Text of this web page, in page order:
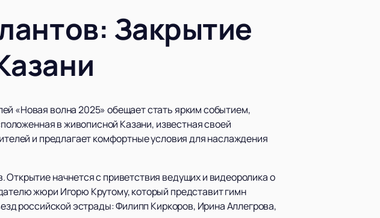
Закрытие
«Новая волна 2025» обещает стать ярким событием,
в живописной Казани, известная своей
и предлагает комфортные условия для наслаждения
начнется с приветствия ведущих и видеоролика о
жюри Игорю Крутому, который представит гимн
российской эстрады: Филипп Киркоров, Ирина Аллегрова,